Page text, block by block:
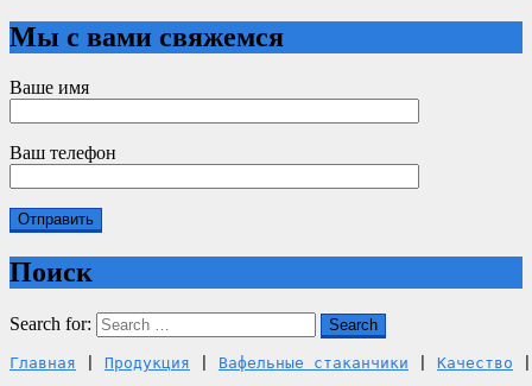
Мы с вами свяжемся
Ваше имя
Ваш телефон
Поиск
Search for: Search
Главная Продукция Вафельные стаканчики Качество